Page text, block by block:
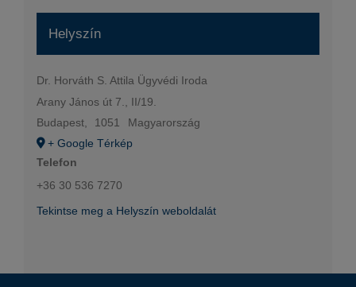
Helyszín
Dr. Horváth S. Attila Ügyvédi Iroda
Arany János út 7., II/19.
Budapest, 1051
Magyarország
+ Google Térkép
Telefon
+36 30 536 7270
Tekintse meg a Helyszín weboldalát